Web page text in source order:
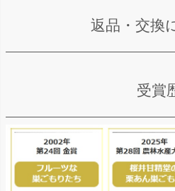
返品・交換
受賞